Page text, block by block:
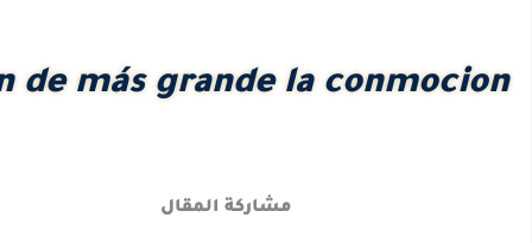
de más grande la conmocion
مشاركة المقال